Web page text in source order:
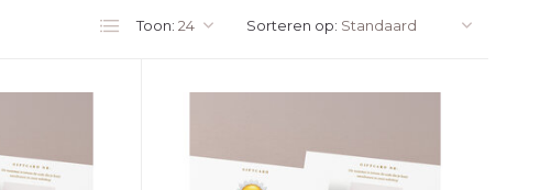
Toon: Sorteren op: